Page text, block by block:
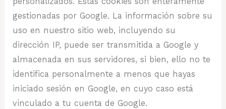
gestionadas por Google. La información sobre su
uso en nuestro sitio web, incluyendo su
dirección IP, puede ser transmitida a Google y
almacenada en sus servidores, si bien, ello no te
identifica personalmente a menos que hayas
iniciado sesión en Google, en cuyo caso está
vinculado a tu cuenta de Google.